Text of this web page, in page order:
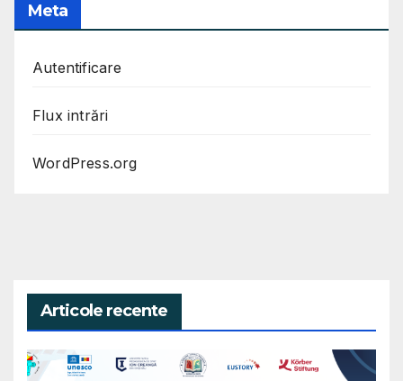
Meta
Autentificare
Flux intrări
WordPress.org
Articole recente